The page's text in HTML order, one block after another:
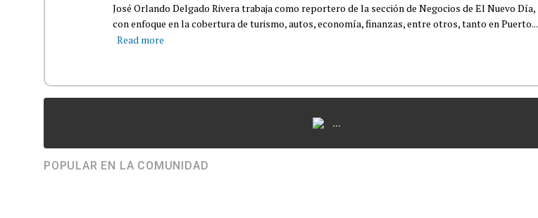
José Orlando Delgado Rivera trabaja como reportero de la sección de Negocios de El Nuevo Día,
con enfoque en la cobertura de turismo, autos, economía, finanzas, entre otros, tanto en Puerto...
Read more
...
POPULAR EN LA COMUNIDAD